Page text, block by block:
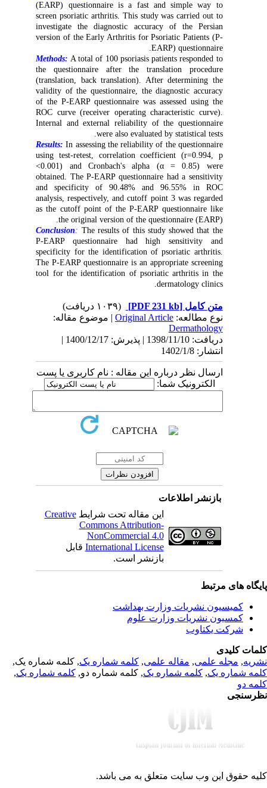
(EARP) questionnaire is a fast and simple way to
screen psoriatic arthritis. This study was carried out to
investigate the diagnostic accuracy of the Persian
version of the Early Arthritis for Psoriatic Patients (P-
EARP) questionnaire.
Methods:A total of 100 psoriasis patients responded to
the questionnaire after the translation procedure
(translation, back translation). After determining the
validity of the questionnaire, the diagnostic accuracy
of the P-EARP questionnaire was assessed using the
ROC curve (receiver operating characteristic curve).
Internal and external reliability of the questionnaire
were also evaluated by statistical tests.
Results:In assessing the reliability of the questionnaire
using test-retest, correlation coefficient (r=0.994, p
<0.001) and Cronbach's alpha (α = 0.85) were
obtained. The P-EARP questionnaire had a sensitivity
and specificity of 90.48% and 96.55% in ROC
analysis, respectively, and cutoff point 3 was regarded
as the cutoff point of the P-EARP questionnaire like
the original version of the questionnaire (EARP).
Conclusion:The results of this study showed that the
P-EARP questionnaire had high sensitivity and
specificity for the identification of psoriatic arthritis.
The P-EARP questionnaire is an appropriate screening
tool for the identification of psoriatic arthritis in the
dermatology clinics.
متن کامل[PDF 231 kb]
نوع مطالعه:Original Article| موضوع مقاله:
Dermathology
دریافت: 1398/11/10 | پذیرش: 1400/12/17 |
انتشار: 1402/1/8
ارسال نظر درباره این مقاله : نام کاربری یا پست
الکترونیک شما:
بازنشر اطلاعات
این مقاله تحت شرایطCreative
Commons Attribution-
NonCommercial 4.0
International Licenseقابل
بازنشر است.
های مرتبط
کمیسیون نشریات وزارت بهداشت
کمسیون نشریات وزارت علوم
شرکت یکتاوب
کلیدی
,مجله علمی, مقاله علمی, کلمه شماره یک, کلمه شماره یک,
شماره یک,کلمه شماره یک, کلمه شماره دو,کلمه شماره یک,
دو
حقوق این وب سایت متعلق بهمی باشد.